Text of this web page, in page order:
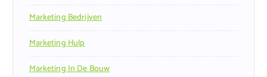
Marketing Bedrijven
Marketing Hulp
Marketing In De Bouw